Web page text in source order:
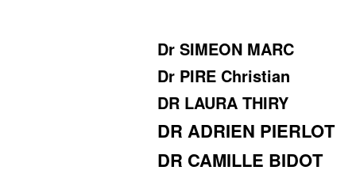
Dr SIMEON MARC
Dr PIRE Christian
DR LAURA THIRY
DR ADRIEN PIERLOT
DR CAMILLE BIDOT